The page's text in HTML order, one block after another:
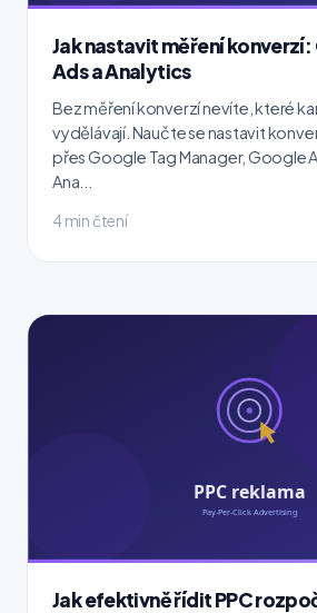
Jak nastavit měření
Ads a Analytics
Bez měření konverzí nevíte, které
vydělávají. Naučte se nastavit
přes Google Tag Manager, Google
Ana...
4 min čtení
Jak efektivně řídit PPC